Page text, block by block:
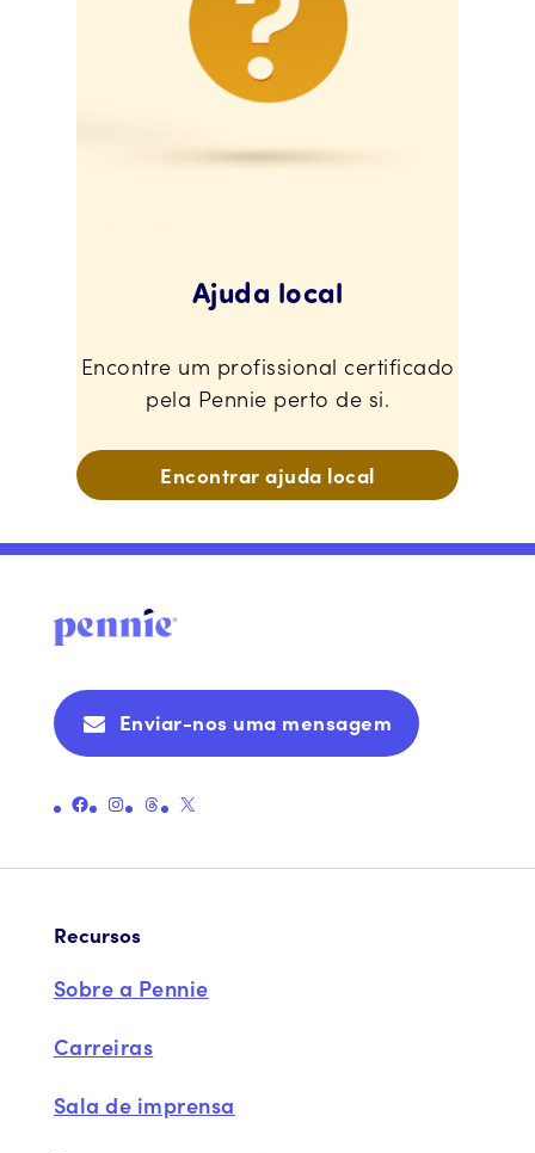
Ajuda local
Encontre um profissional certificado
pela Pennie perto de si.
Encontrar ajuda local
Enviar-nos uma mensagem
Ligação para a página oficial da Pennie no Facebook
Ligação para a página oficial da Pennie no Instagram
Ligação para a página oficial do Threads da PennieLigação para a página oficial da Pennie no X (antigo Twitter)
Recursos
Sobre a Pennie
Carreiras
Sala de imprensa